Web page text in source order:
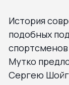
История
подобных
Мутко
Сергею